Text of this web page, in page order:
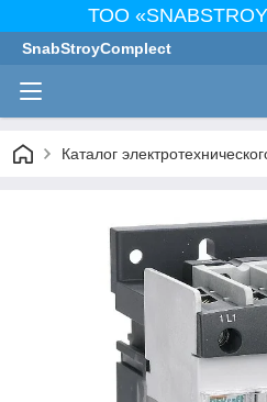
ТОО
SnabStroyComplect
Каталог